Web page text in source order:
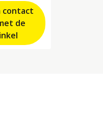
contact
de